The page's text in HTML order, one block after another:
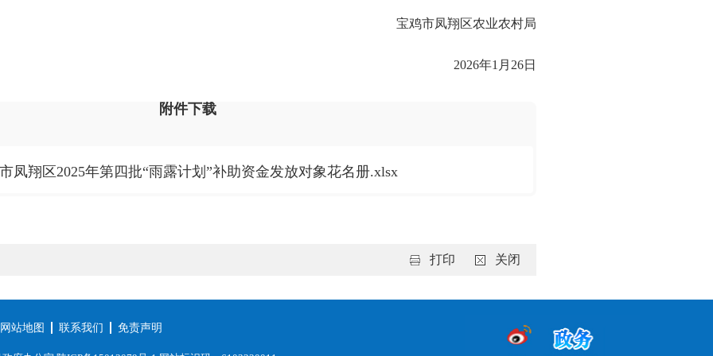
宝鸡市凤翔区农业农村局
2026年1月26日
附件下载
凤翔区2025年第四批“雨露计划”补助资金发放对象花名册.xlsx
打印 关闭
网站地图 联系我们 免责声明